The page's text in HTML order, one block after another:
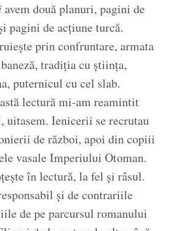
avem două planuri, pagini de
pagini de acțiune turcă.
prin confruntare, armata
tradiția cu știința,
puternicul cu cel slab.
lectură mi-am reamintit
uitasem. Ienicerii se recrutau
de război, apoi din copiii
vasale Imperiului Otoman.
în lectură, la fel și râsul.
și de contrariile
de pe parcursul romanului